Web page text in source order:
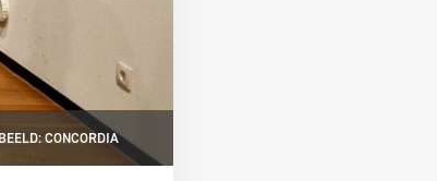
BEELD: CONCORDIA